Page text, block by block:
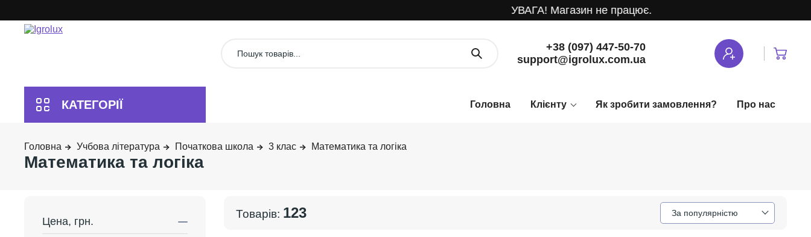
УВАГА! Магазин не працює.
+38 (097) 447-50-70
support@igrolux.com.ua
Клієнту Як зробити замовлення? Про нас
Учбова література Початкова школа 3 клас Математика та логіка
Математика та логіка
123
Цена, грн.